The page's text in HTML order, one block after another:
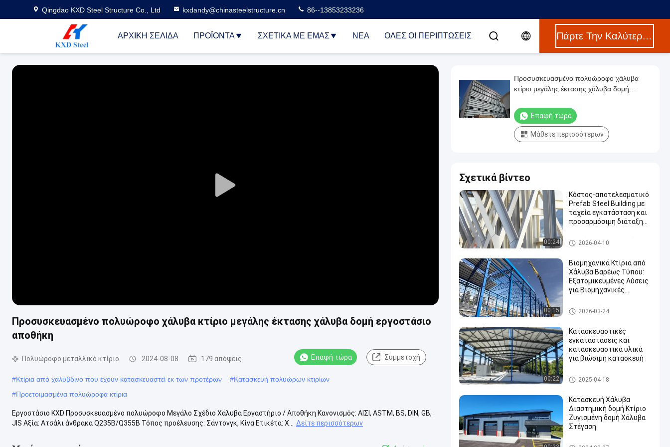
Qingdao KXD Steel Structure Co., Ltd kxdandy@chinasteelstructure.cn 86--13853233236
ΑΡΧΙΚΉ ΣΕΛΊΔΑ ΠΡΟΪΌΝΤΑ ΣΧΕΤΙΚΆ ΜΕ ΕΜΆΣ ΝΈΑ ΌΛΕΣ ΟΙ ΠΕΡΙΠΤΏΣΕΙΣ Πάρτε Την Καλύτερη Τιμή
Play
Προσυσκευασμένο πολυώροφο χάλυβα κτίριο μεγάλης έκτασης χάλυβα δομή εργοστάσιο
αποθήκη
Πολυώροφο μεταλλικό κτίριο 2024-08-08 179 απόψεις Επαφή τώρα Συμμετοχή
#Κτίρια από χαλύβδινο που έχουν κατασκευαστεί εκ των προτέρων #Κατασκευή πολυώρων κτιρίων
#Προετοιμασμένα πολυώροφα κτίρια
Εργοστάσιο KXD Προσυσκευασμένο πολυώροφο Μεγάλο Σχέδιο Χάλυβα Εργαστήριο / Αποθήκη Κανονισμός: ΑΙΣΙ, ASTM, BS, DIN, GB,
JIS Αξία: Ατσάλι άνθρακα Q235B/Q355B Τόπος προέλευσης: Σάντονγκ, Κίνα Ετικέτα: Χ...
Δείτε περισσότερων
Προσυσκευασμένο πολυώροφο χάλυβα
κτίριο μεγάλης έκτασης χάλυβα δομή
Επαφή τώρα
Μάθετε περισσότερων
Σχετικά βίντεο
00:24
Κόστος-αποτελεσματικό
Prefab Steel Building με
ταχεία εγκατάσταση και
προσαρμόσιμη διάταξη
εργοστάσιο δομών
χάλυβα
Πολυώροφο μεταλλικό κτίρι
ο
2026-04-10
00:15
Βιομηχανικά Κτίρια από
Χάλυβα Βαρέως Τύπου:
Εξατομικευμένες Λύσεις
για Βιομηχανικές
Αποθήκες
Αποθήκη χάλυβα
2026-03-24
00:22
Κατασκευαστικές
εγκαταστάσεις και
κατασκευαστικά υλικά
για βιώσιμη κατασκευή
Κτίριο από χάλυβα
2025-04-18
Κατασκευή Χάλυβα
Διαστημική δομή Κτίριο
Ζυγισμένη δομή Χάλυβα
Στέγαση
Κτίριο από χάλυβα